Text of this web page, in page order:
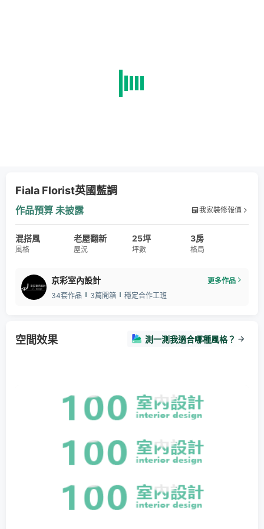
Fiala Florist英國藍調
作品預算 未披露 我家裝修報價
混搭風
風格
老屋翻新
屋況
25坪
坪數
3房
格局
京彩室內設計
更多作品
34套作品
3篇開箱 穩定合作工班
空間效果 測一測我適合哪種風格？